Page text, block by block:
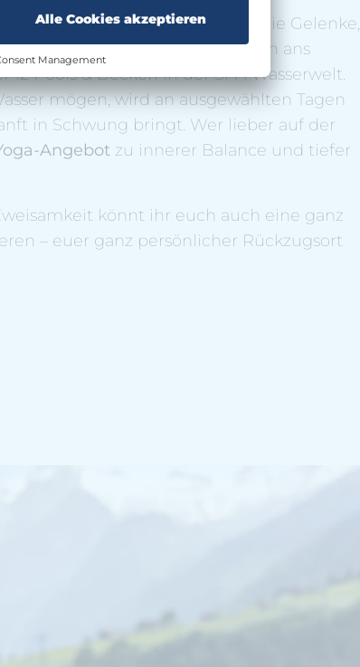
Schwangere ist. Es entlastet die Gelenke,
Gib das Gewicht einfach ans
Pools & Becken in der SPA Wasserwelt.
mögen, wird an ausgewählten Tagen
in Schwung bringt. Wer lieber auf der
Angebotzu innerer Balance und tiefer
könnt ihr euch auch eine ganz
– euer ganz persönlicher Rückzugsort